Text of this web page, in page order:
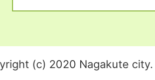
(c) 2020 Nagakute